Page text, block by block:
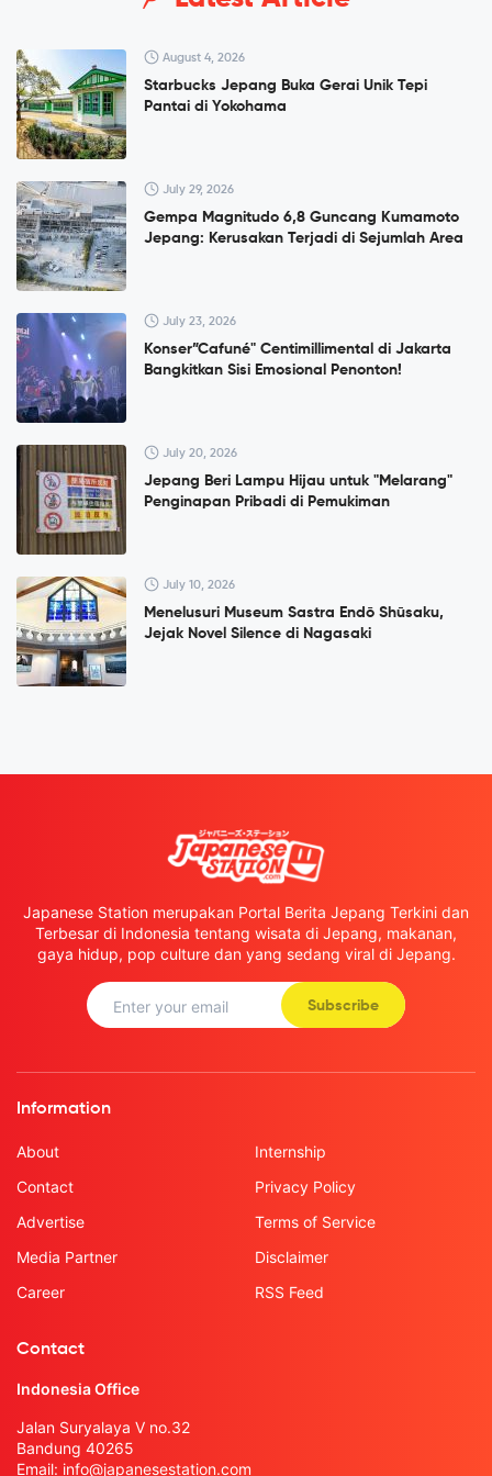
August 4, 2026
Starbucks Jepang Buka Gerai Unik Tepi
Pantai di Yokohama
July 29, 2026
Gempa Magnitudo 6,8 Guncang Kumamoto
Jepang: Kerusakan Terjadi di Sejumlah Area
July 23, 2026
Konser”Cafuné" Centimillimental di Jakarta
Bangkitkan Sisi Emosional Penonton!
July 20, 2026
Jepang Beri Lampu Hijau untuk "Melarang"
Penginapan Pribadi di Pemukiman
July 10, 2026
Menelusuri Museum Sastra Endō Shūsaku,
Jejak Novel Silence di Nagasaki
Japanese Station merupakan Portal Berita Jepang Terkini dan
Terbesar di Indonesia tentang wisata di Jepang, makanan,
gaya hidup, pop culture dan yang sedang viral di Jepang.
Subscribe
Information
About
Contact
Advertise
Media Partner
Career
Internship
Privacy Policy
Terms of Service
Disclaimer
RSS Feed
Contact
Indonesia Office
Jalan Suryalaya V no.32
Bandung 40265
Email: info@japanesestation.com